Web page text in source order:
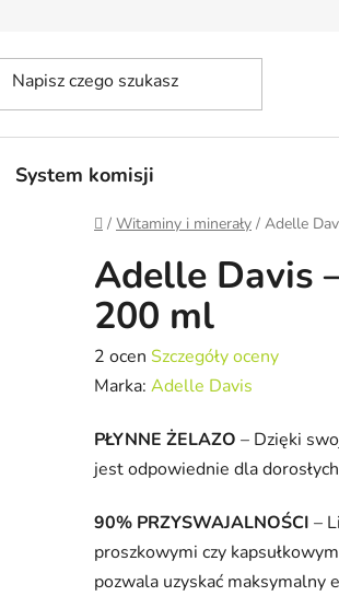
System komisji
Home
/ Witaminy i minerały / Adelle
Adelle Davis
200 ml
Średnia
ocena
wynosi
5,0
5
gwiazdek.
2 ocen Szczegóły oceny
Marka: Adelle Davis
PŁYNNE ŻELAZO – Dzięki
jest odpowiednie dla
90% PRZYSWAJALNOŚCI –
proszkowymi czy
pozwala uzyskać maksymalny